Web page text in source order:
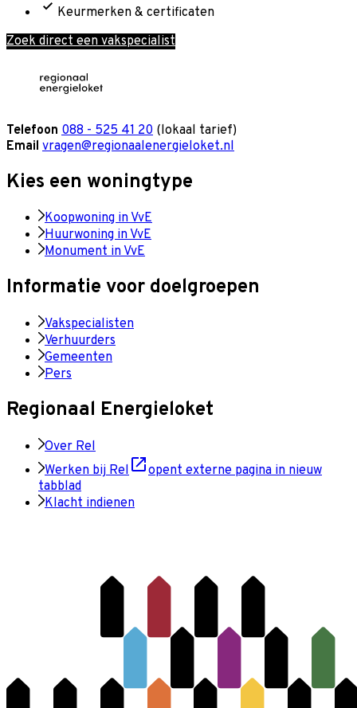
Keurmerken & certificaten
Zoek direct een vakspecialist
Telefoon 088 - 525 41 20 (lokaal tarief)
Email vragen@regionaalenergieloket.nl
Kies een woningtype
Koopwoning in VvE
Huurwoning in VvE
Monument in VvE
Informatie voor doelgroepen
Vakspecialisten
Verhuurders
Gemeenten
Pers
Regionaal Energieloket
Over Rel
Werken bij Rel
opent externe pagina in nieuw
tabblad
Klacht indienen